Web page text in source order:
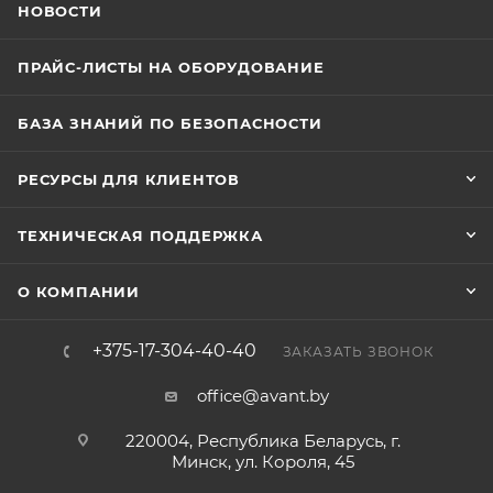
НОВОСТИ
ПРАЙС-ЛИСТЫ НА ОБОРУДОВАНИЕ
БАЗА ЗНАНИЙ ПО БЕЗОПАСНОСТИ
РЕСУРСЫ ДЛЯ КЛИЕНТОВ
ТЕХНИЧЕСКАЯ ПОДДЕРЖКА
О КОМПАНИИ
+375-17-304-40-40 ЗАКАЗАТЬ ЗВОНОК
office@avant.by
220004, Республика Беларусь, г.
Минск, ул. Короля, 45